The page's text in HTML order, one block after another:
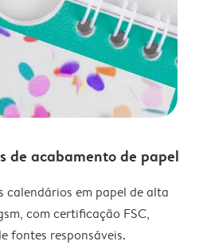
de acabamento de papel
calendários em papel de alta
com certificação FSC,
fontes responsáveis.